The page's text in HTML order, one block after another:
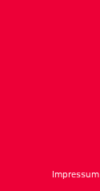
Impressum